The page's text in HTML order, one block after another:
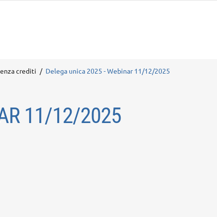
crediti Delega unica 2025 - Webinar 11/12/2025
11/12/2025